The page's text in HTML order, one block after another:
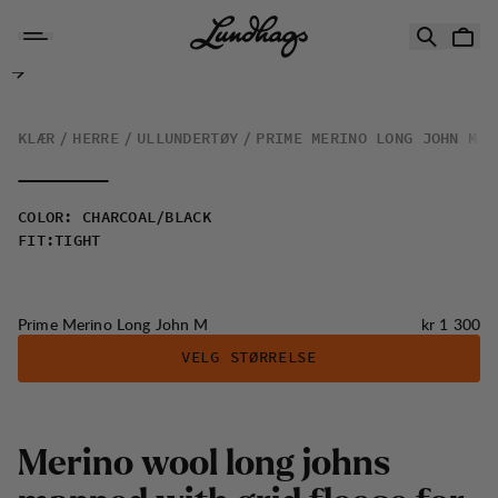
Prime Merino Long John M
KLÆR HERRE ULLUNDERTØY PRIME MERINO LONG JOHN M
COLOR : CHARCOAL/BLACK
FIT:TIGHT
Prime Merino Long John M Pris:
kr 1 300
VELG STØRRELSE
Merino wool long johns